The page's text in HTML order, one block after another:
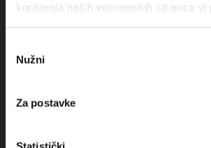
korištenja naših internetskih stranica vi
pristanka
Nužni
Za postavke
Obala sv. Nikole 31, Baška Voda
+385(0)21 678754
info@baskavoda.hr